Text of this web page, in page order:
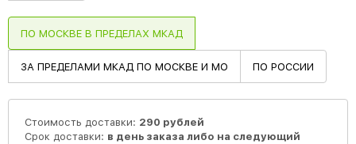
ПО МОСКВЕ В ПРЕДЕЛАХ МКАД
ЗА ПРЕДЕЛАМИ МКАД ПО МОСКВЕ И МО ПО РОССИИ
Стоимость доставки: 290 рублей
Срок доставки: в день заказа либо на следующий